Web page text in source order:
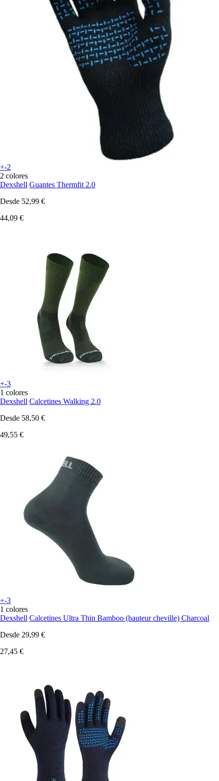
+-2
2 colores
Dexshell Guantes Thermfit 2.0
Desde 52,99 €
44,09 €
+-3
1 colores
Dexshell Calcetines Walking 2.0
Desde 58,50 €
49,55 €
+-3
1 colores
Dexshell Calcetines Ultra Thin Bamboo (hauteur cheville) Charcoal
Desde 29,99 €
27,45 €